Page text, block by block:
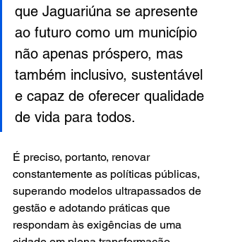
que Jaguariúna se apresente
ao futuro como um município
não apenas próspero, mas
também inclusivo, sustentável
e capaz de oferecer qualidade
de vida para todos.
É preciso, portanto, renovar
constantemente as políticas públicas,
superando modelos ultrapassados de
gestão e adotando práticas que
respondam às exigências de uma